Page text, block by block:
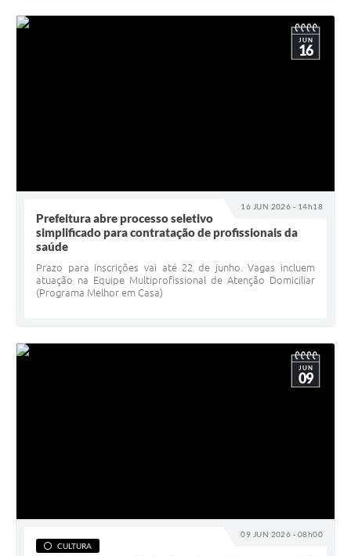
16 JUN 2026 - 14h18
JUN
16
Prefeitura abre processo seletivo
simplificado para contratação de profissionais da
saúde
Prazo para inscrições vai até 22 de junho. Vagas incluem
atuação na Equipe Multiprofissional de Atenção Domiciliar
(Programa Melhor em Casa)
09 JUN 2026 - 08h00
JUN
09
CULTURA